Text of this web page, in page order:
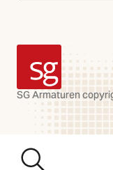
SG Armaturen
SG Armaturen